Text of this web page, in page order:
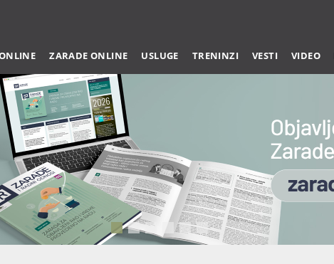
ZARADE ONLINE USLUGE TRENINZI VESTI VIDEO